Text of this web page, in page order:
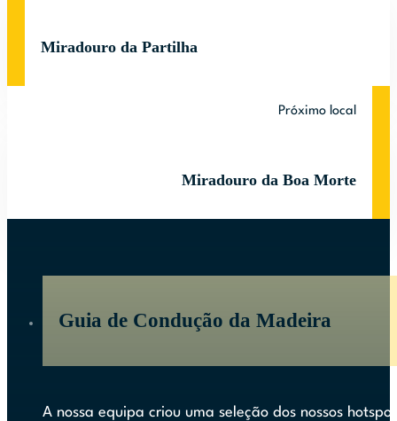
Miradouro da Partilha
Próximo local
Miradouro da Boa Morte
Guia de Condução da Madeira
A nossa equipa criou uma seleção dos nossos